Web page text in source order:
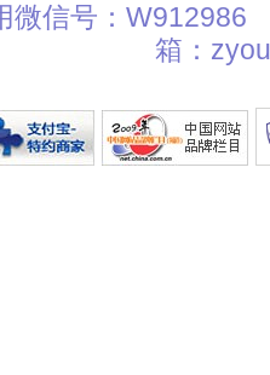
微信号：
箱：